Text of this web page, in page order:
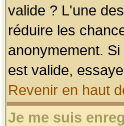
valide ? L'une
réduire les
anonymement.
est valide,
Revenir en haut
Je me suis